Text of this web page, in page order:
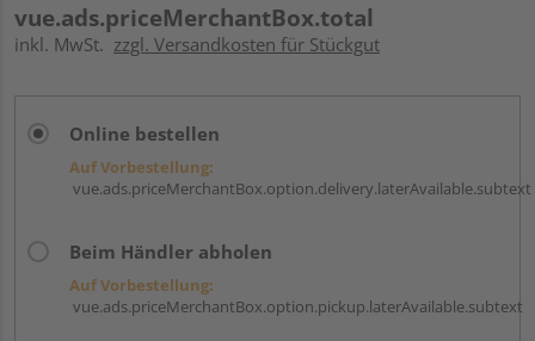
vue.ads.priceMerchantBox.total
inkl. MwSt. zzgl. Versandkosten für Stückgut
Online bestellen
Auf Vorbestellung:
vue.ads.priceMerchantBox.option.delivery.laterAvailable.subtext
Beim Händler abholen
Auf Vorbestellung:
vue.ads.priceMerchantBox.option.pickup.laterAvailable.subtext